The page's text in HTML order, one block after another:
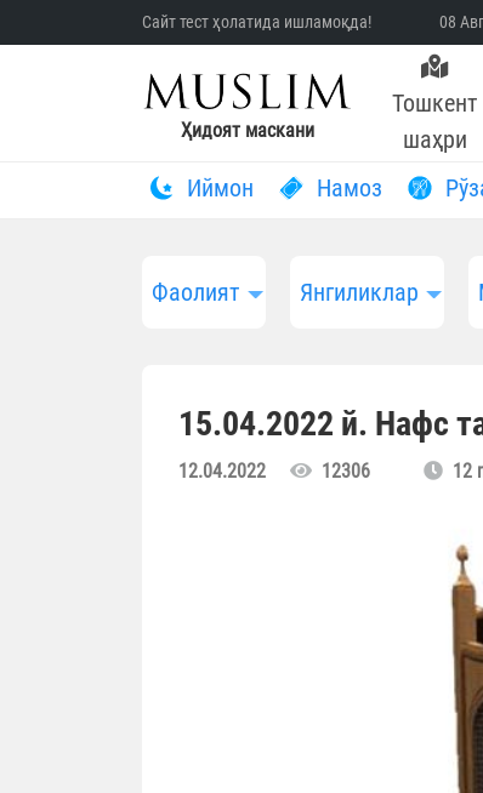
Сайт тест ҳолатида ишламоқда! 08
Ҳидоят маскани
Тошкент
шаҳри
Иймон Намоз
Фаолият Янгиликлар
15.04.2022 й. Нафс
12.04.2022 12306 12